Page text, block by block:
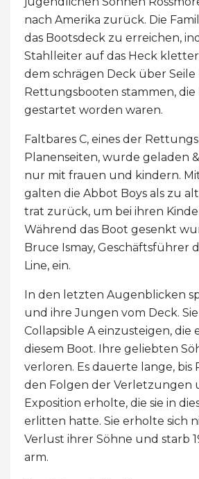
nach Amerika zurück. Die
das Bootsdeck zu erreichen,
Stahlleiter auf das Heck
dem schrägen Deck über Seile
Rettungsbooten stammen, die
gestartet worden waren.
Faltbares C, eines der
Planenseiten, wurde geladen
nur mit frauen und kindern. Mit
galten die Abbot Boys als zu
trat zurück, um bei ihren
Während das Boot gesenkt
Bruce Ismay, Geschäftsführer
Line, ein.
In den letzten Augenblicken
und ihre Jungen vom Deck.
Collapsible A einzusteigen, die
diesem Boot. Ihre geliebten
verloren. Es dauerte lange, bis
den Folgen der Verletzungen
Exposition erholte, die sie in
erlitten hatte. Sie erholte sich
Verlust ihrer Söhne und starb
arm.